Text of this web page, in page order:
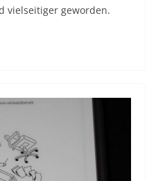
vielseitiger geworden.